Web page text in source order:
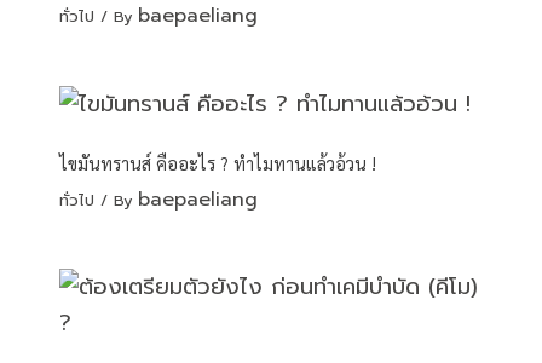
ทั่วไป / By baepaeliang
ไขมันทรานส์ คืออะไร ? ทำไมทานแล้วอ้วน !
ทั่วไป / By baepaeliang